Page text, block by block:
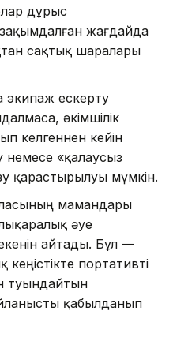
дұрыс
жағдайда
сақтық шаралары
экипаж ескерту
әкімшілік
келгеннен кейін
немесе «қалаусыз
қарастырылуы мүмкін.
мамандары
әуе
айтады. Бұл —
портативті
туындайтын
қабылданып